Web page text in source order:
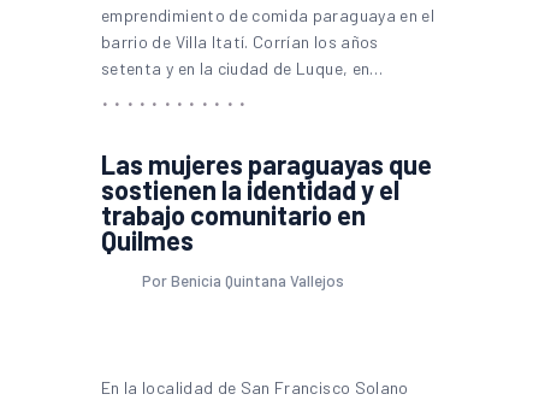
emprendimiento de comida paraguaya en el
barrio de Villa Itatí. Corrían los años
setenta y en la ciudad de Luque, en…
Las mujeres paraguayas que
sostienen la identidad y el
trabajo comunitario en
Quilmes
Por Benicia Quintana Vallejos
En la localidad de San Francisco Solano